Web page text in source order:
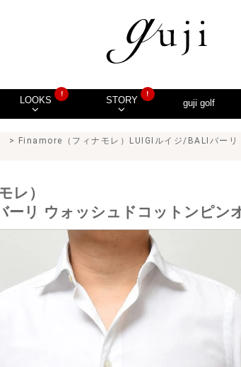
LOOKS
!
STORY
!
guji golf
> Finamore（フィナモレ）LUIGIルイジ/BALIバーリ